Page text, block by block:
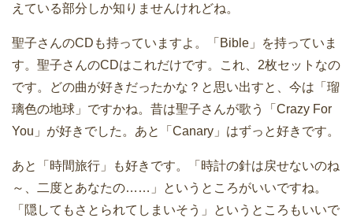
えている部分しか知りませんけれどね。
聖子さんのCDも持っていますよ。「Bible」を持っていま
す。聖子さんのCDはこれだけです。これ、2枚セットなの
です。どの曲が好きだったかな？と思い出すと、今は「瑠
璃色の地球」ですかね。昔は聖子さんが歌う「Crazy For
You」が好きでした。あと「Canary」はずっと好きです。
あと「時間旅行」も好きです。「時計の針は戻せないのね
～、二度とあなたの……」というところがいいですね。
「隠してもさとられてしまいそう」というところもいいで